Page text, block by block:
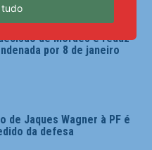
de Moraes e reduz
por 8 de janeiro
de Jaques Wagner à PF é
da defesa
tudo